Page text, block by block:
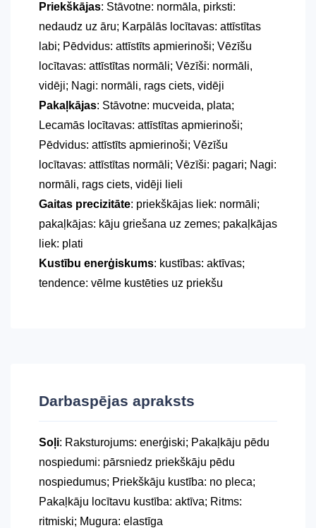
Priekškājas: Stāvotne: normāla, pirksti:
nedaudz uz āru; Karpālās locītavas: attīstītas
labi; Pēdvidus: attīstīts apmierinoši; Vēzīšu
locītavas: attīstītas normāli; Vēzīši: normāli,
vidēji; Nagi: normāli, rags ciets, vidēji
Pakaļkājas: Stāvotne: mucveida, plata;
Lecamās locītavas: attīstītas apmierinoši;
Pēdvidus: attīstīts apmierinoši; Vēzīšu
locītavas: attīstītas normāli; Vēzīši: pagari; Nagi:
normāli, rags ciets, vidēji lieli
Gaitas precizitāte: priekškājas liek: normāli;
pakaļkājas: kāju griešana uz zemes; pakaļkājas
liek: plati
Kustību enerģiskums: kustības: aktīvas;
tendence: vēlme kustēties uz priekšu
Darbaspējas apraksts
Soļi: Raksturojums: enerģiski; Pakaļkāju pēdu
nospiedumi: pārsniedz priekškāju pēdu
nospiedumus; Priekškāju kustība: no pleca;
Pakaļkāju locītavu kustība: aktīva; Ritms:
ritmiski; Mugura: elastīga